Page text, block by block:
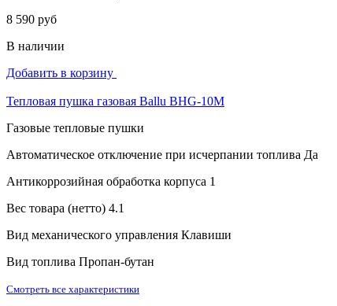
8 590 руб
В наличии
Добавить в корзину
Тепловая пушка газовая Ballu BHG-10M
Газовые тепловые пушки
Автоматическое отключение при исчерпании топлива Да
Антикоррозийная обработка корпуса 1
Вес товара (нетто) 4.1
Вид механического управления Клавиши
Вид топлива Пропан-бутан
Смотреть все характеристики